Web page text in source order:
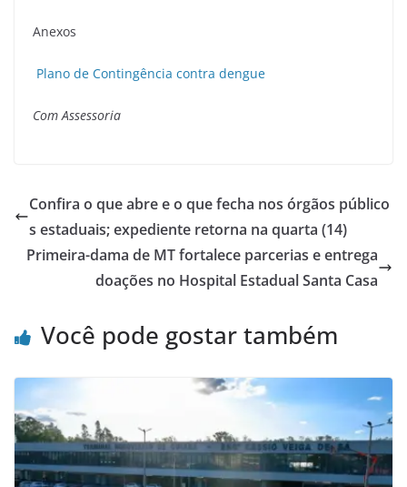
Anexos
Plano de Contingência contra dengue
Com Assessoria
Confira o que abre e o que fecha nos órgãos público
s estaduais; expediente retorna na quarta (14)
Primeira-dama de MT fortalece parcerias e entrega
doações no Hospital Estadual Santa Casa
Você pode gostar também